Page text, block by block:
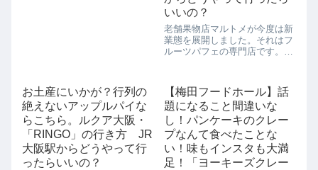
いいの？
老舗果物店マルトメが今度は新
業態を展開しました。それはフ
ルーツパフェの専門店です。
ザ・ジューサリー パフェテリ
ア」です。「ルクアフードホー
ル」に新登場です。果物屋さん
だけに、フルーツのおい...
お土産にいかが？行列の
絶えないアップルパイな
らこちら。ルクア大阪・
「RINGO」の行き方 JR
大阪駅からどうやって行
ったらいいの？
【梅田フードホール】話
題になること間違いな
し！パンケーキのクレー
プなんて食べたことな
い！味もインスタも大満
足！「ヨーキーズクレー